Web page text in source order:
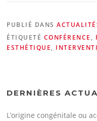
PUBLIÉ DANS
ÉTIQUETÉ CONFÉRENCE ,
ESTHÉTIQUE,
DERNIÈRES
L’origine congénitale ou